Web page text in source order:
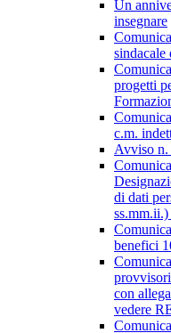
Un
insegnare
sindacale
progetti
c.m.
Avviso n.
di dati
benefici
con
vedere